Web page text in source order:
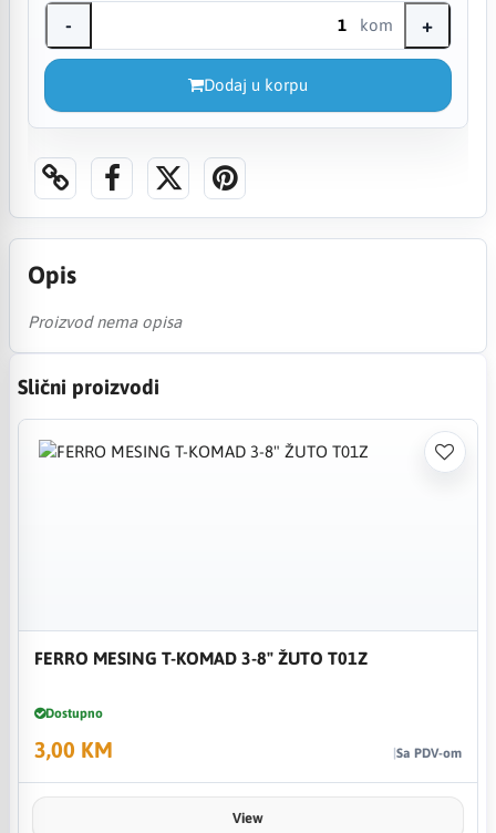
- kom +
Dodaj u korpu
Opis
Proizvod nema opisa
Slični proizvodi
FERRO MESING T-KOMAD 3-8" ŽUTO T01Z
Dostupno
3,00 KM Sa PDV-om
View